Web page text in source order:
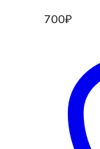
700₽